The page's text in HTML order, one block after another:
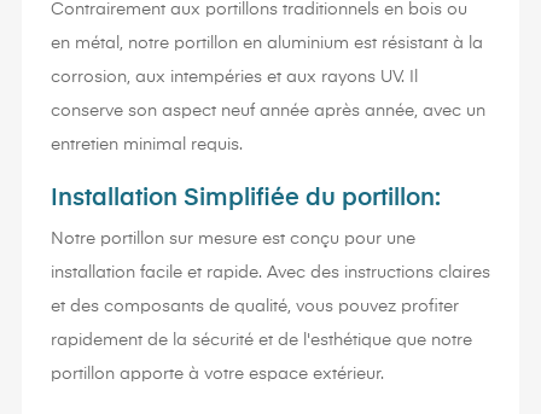
Contrairement aux portillons traditionnels en bois ou
en métal, notre portillon en aluminium est résistant à la
corrosion, aux intempéries et aux rayons UV. Il
conserve son aspect neuf année après année, avec un
entretien minimal requis.
Installation Simplifiée du portillon:
Notre portillon sur mesure est conçu pour une
installation facile et rapide. Avec des instructions claires
et des composants de qualité, vous pouvez profiter
rapidement de la sécurité et de l'esthétique que notre
portillon apporte à votre espace extérieur.